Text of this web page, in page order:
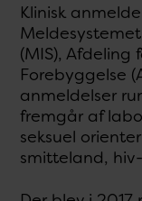
Klinisk
(MIS), Afdeling
Forebyggelse
anmeldelser
fremgår af
seksuel
smitteland,